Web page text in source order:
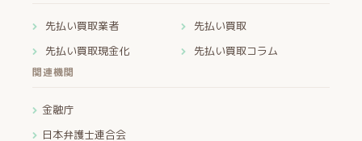
先払い買取業者
先払い買取現金化
先払い買取
先払い買取コラム
関連機関
金融庁
日本弁護士連合会